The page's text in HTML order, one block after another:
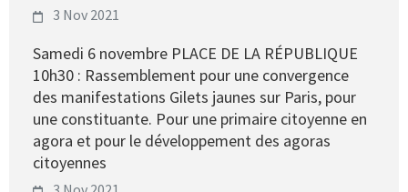
3 Nov 2021
Samedi 6 novembre PLACE DE LA RÉPUBLIQUE
10h30 : Rassemblement pour une convergence
des manifestations Gilets jaunes sur Paris, pour
une constituante. Pour une primaire citoyenne en
agora et pour le développement des agoras
citoyennes